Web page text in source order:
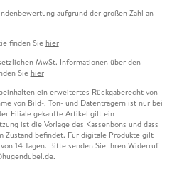
aufgrund der großen Zahl an
finden Sie hier
MwSt. Informationen über den
Sie hier
ein erweitertes Rückgaberecht von
von Bild-, Ton- und Datenträgern ist nur bei
Filiale gekaufte Artikel gilt ein
ist die Vorlage des Kassenbons und dass
Zustand befindet. Für digitale Produkte gilt
14 Tagen. Bitte senden Sie Ihren Widerruf